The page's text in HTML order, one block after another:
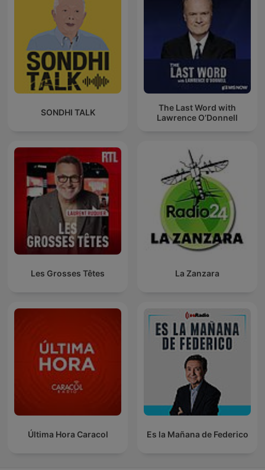
SONDHI TALK
The Last Word with
Lawrence O’Donnell
Les Grosses Têtes La Zanzara
Última Hora Caracol Es la Mañana de Federico